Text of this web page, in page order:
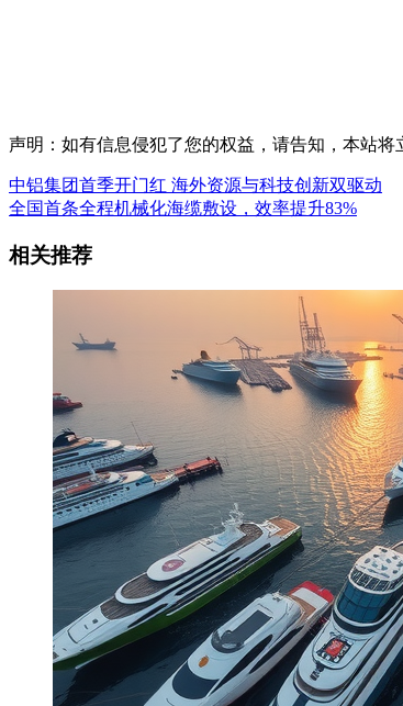
声明：如有信息侵犯了您的权益，请告知，本站将
中铝集团首季开门红 海外资源与科技创新双驱动
全国首条全程机械化海缆敷设，效率提升83%
相关推荐